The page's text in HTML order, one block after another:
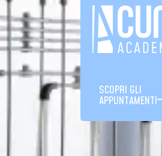
SCOPRI GLI
APPUNTAMENTI